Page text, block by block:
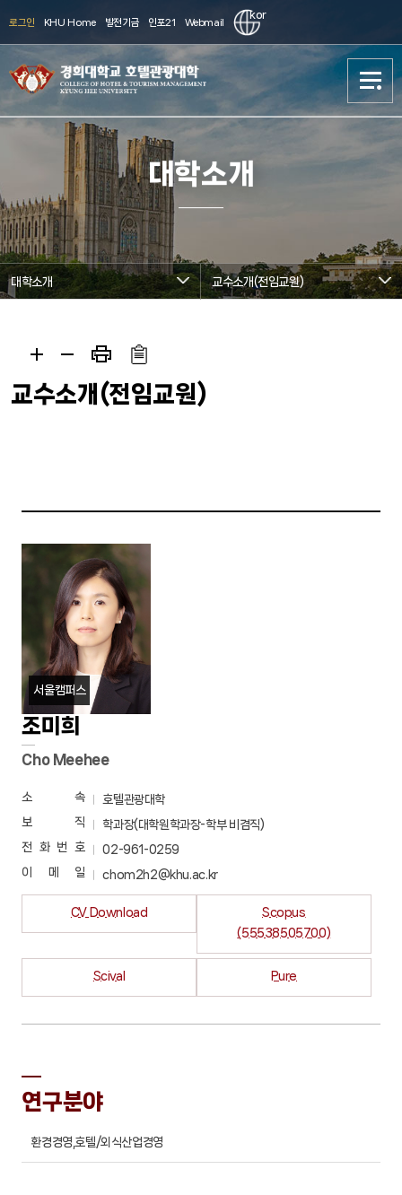
로그인 KHU Home 발전기금 인포21 Webmail
kor
학사과정
현장실습/취업
국제화
학사과정
현장실습/취업
국제화
대학소개
대학소개 교수소개(전임교원)
교수소개(전임교원)
서울캠퍼스
조미희
Cho Meehee
소 속
호텔관광대학
보 직
학과장(대학원학과장-학부 비겸직)
전 화 번 호
02-961-0259
이 메 일
chom2h2@khu.ac.kr
CV Download
Scopus
(55538505700)
Scival Pure
연구분야
환경경영,호텔/외식산업경영